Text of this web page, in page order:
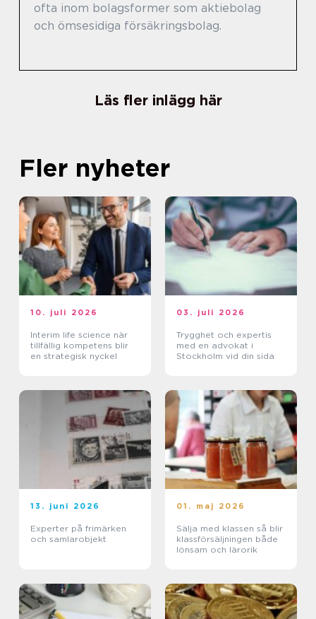
ofta inom bolagsformer som aktiebolag
och ömsesidiga försäkringsbolag.
Läs fler inlägg här
Fler nyheter
10. juli 2026
Interim life science när
tillfällig kompetens blir
en strategisk nyckel
03. juli 2026
Trygghet och expertis
med en advokat i
Stockholm vid din sida
13. juni 2026
Experter på frimärken
och samlarobjekt
01. maj 2026
Sälja med klassen så blir
klassförsäljningen både
lönsam och lärorik